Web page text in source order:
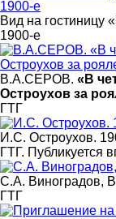
Вид на гостиницу
1900-е
В.А.СЕРОВ. «В
Остроухов за
ГТГ
И.С. Остроухов.
ГТГ. Публикуется
С.А. Виноградов,
ГТГ